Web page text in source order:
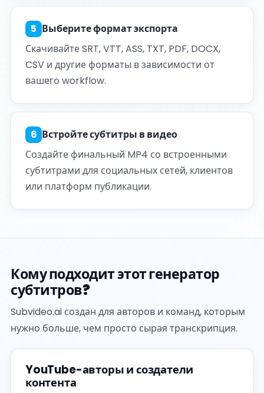
5 Выберите формат экспорта
Скачивайте SRT, VTT, ASS, TXT, PDF, DOCX,
CSV и другие форматы в зависимости от
вашего workflow.
6 Встройте субтитры в видео
Создайте финальный MP4 со встроенными
субтитрами для социальных сетей, клиентов
или платформ публикации.
Кому подходит этот генератор
субтитров?
Subvideo.ai создан для авторов и команд, которым
нужно больше, чем просто сырая транскрипция.
YouTube-авторы и создатели
контента